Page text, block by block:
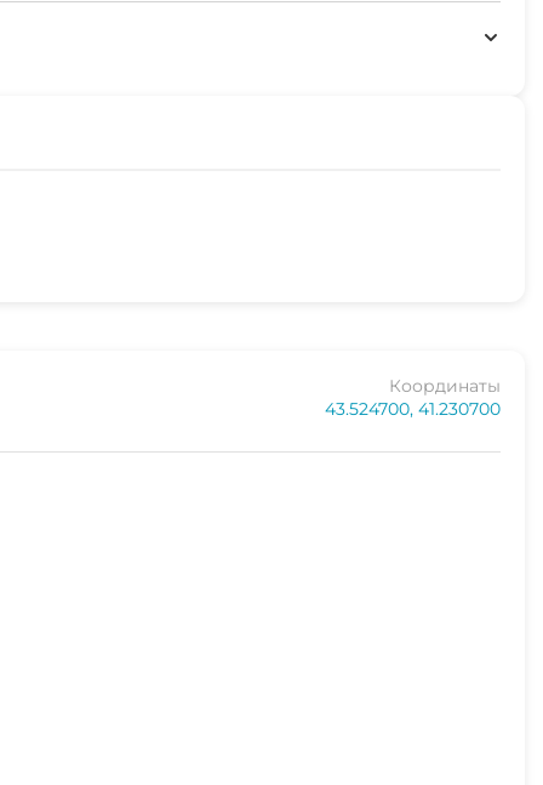
Координаты
43.524700, 41.230700